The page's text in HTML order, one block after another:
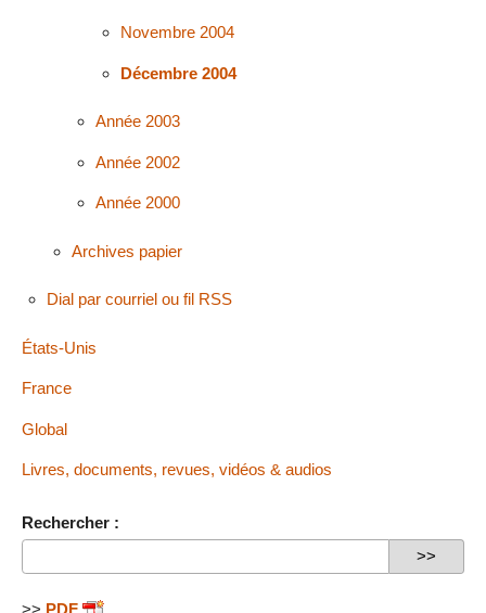
Novembre 2004
Décembre 2004
Année 2003
Année 2002
Année 2000
Archives papier
Dial par courriel ou fil RSS
États-Unis
France
Global
Livres, documents, revues, vidéos & audios
Rechercher :